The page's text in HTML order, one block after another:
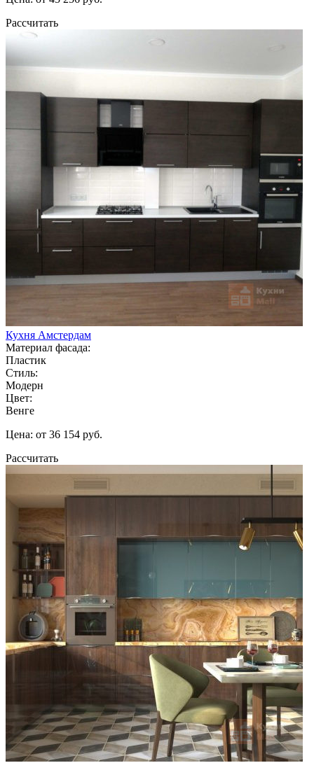
Рассчитать
Кухня Амстердам
Материал фасада:
Пластик
Стиль:
Модерн
Цвет:
Венге
Цена: от 36 154 руб.
Рассчитать